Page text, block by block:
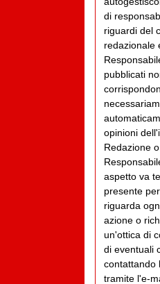
di
riguardi del
redazionale
pubblicati
opinioni
Redazione
aspetto va
presente
riguarda
azione o
un'ottica di
di eventuali
contattando
tramite l'e-